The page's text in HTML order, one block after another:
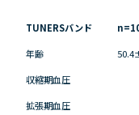
TUNERSバンド
年齢
収縮期血圧
拡張期血圧